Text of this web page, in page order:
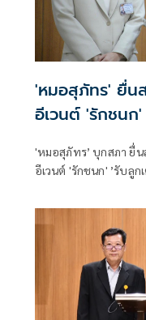
'หมอสุภัทร' ยื่น
อีเวนต์ 'รักชนก
'หมอสุภัทร’ บุกสภา ยื่น
อีเวนต์ 'รักชนก' ’รับลูก